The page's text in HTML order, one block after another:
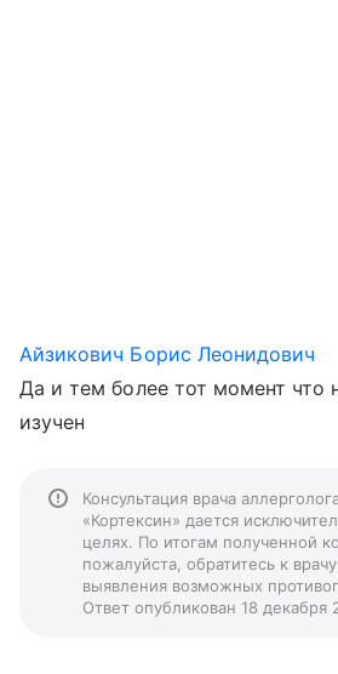
Айзикович Борис Леонидович
Да и тем более тот момент что
изучен
Консультация врача
«Кортексин» дается
целях. По итогам полученной
пожалуйста, обратитесь к
выявления возможных
Ответ опубликован 18 декабря